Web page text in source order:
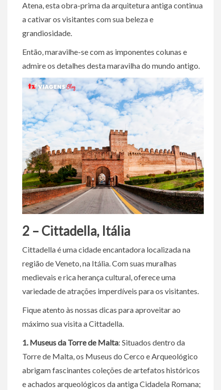
Atena, esta obra-prima da arquitetura antiga continua
a cativar os visitantes com sua beleza e
grandiosidade.
Então, maravilhe-se com as imponentes colunas e
admire os detalhes desta maravilha do mundo antigo.
2 – Cittadella, Itália
Cittadella é uma cidade encantadora localizada na
região de Veneto, na Itália. Com suas muralhas
medievais e rica herança cultural, oferece uma
variedade de atrações imperdíveis para os visitantes.
Fique atento às nossas dicas para aproveitar ao
máximo sua visita a Cittadella.
1. Museus da Torre de Malta: Situados dentro da
Torre de Malta, os Museus do Cerco e Arqueológico
abrigam fascinantes coleções de artefatos históricos
e achados arqueológicos da antiga Cidadela Romana;